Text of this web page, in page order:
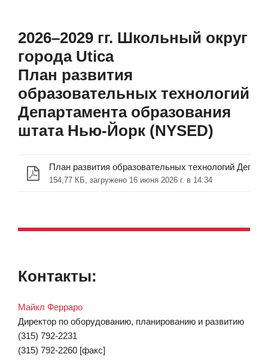
2026–2029 гг. Школьный округ
города Utica
План развития
образовательных технологий
Департамента образования
штата Нью-Йорк (NYSED)
154,77 КБ, загружено 16 июня 2026 г. в 14:34
Контакты:
Майкл Ферраро
Директор по оборудованию, планированию и развитию
(315) 792-2231
(315) 792-2260 [факс]